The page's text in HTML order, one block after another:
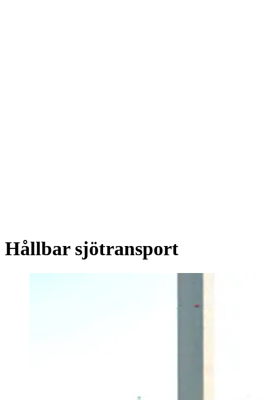
Hållbar sjötransport